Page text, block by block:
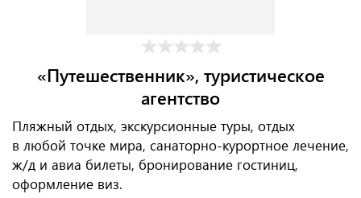
«Путешественник», туристическое
агентство
Пляжный отдых, экскурсионные туры, отдых
в любой точке мира, санаторно-курортное лечение,
ж/д и авиа билеты, бронирование гостиниц,
оформление виз.